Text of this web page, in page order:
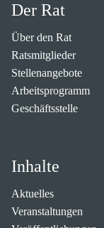
Der Rat
Über den Rat
Ratsmitglieder
Stellenangebote
Arbeitsprogramm
Geschäftsstelle
Inhalte
Aktuelles
Veranstaltungen